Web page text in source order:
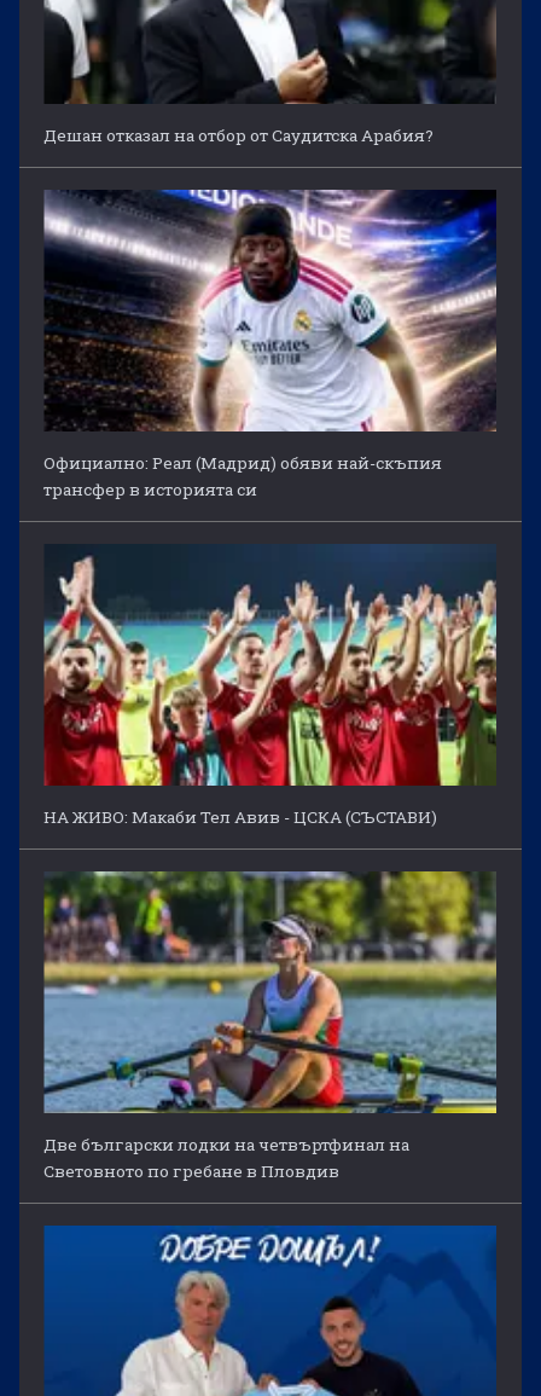
Дешан отказал на отбор от Саудитска Арабия?
Официално: Реал (Мадрид) обяви най-скъпия
трансфер в историята си
НА ЖИВО: Макаби Тел Авив - ЦСКА (СЪСТАВИ)
Две български лодки на четвъртфинал на
Световното по гребане в Пловдив